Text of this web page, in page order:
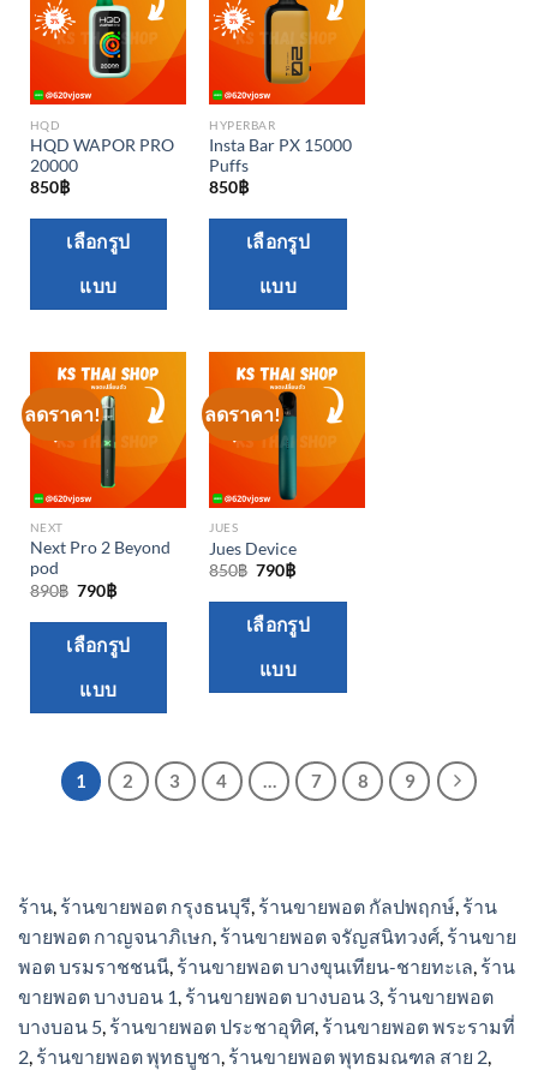
HQD
HQD WAPOR PRO
20000
850฿
เลือกรูป
แบบ
variants.
options
may
chosen
the
HYPERBAR
Insta Bar PX 15000
Puffs
850฿
เลือกรูป
แบบ
variants.
chosen
ลดราคา!
NEXT
Next Pro 2 Beyond
pod
890฿ Original
price
was:
890฿.
790฿Current
is:
790฿.
เลือกรูป
แบบ
has
The
chosen
on
the
product
page
ลดราคา!
JUES
Jues Device
850฿ Original
price
was:
850฿.
790฿Current
is:
790฿.
เลือกรูป
แบบ
The
options
on
the
product
page
1 2 3 4 … 7 8 9
ร้าน, ร้านขายพอต กรุงธนบุรี, ร้านขายพอต กัลปพฤกษ์, ร้าน
ขายพอต กาญจนาภิเษก, ร้านขายพอต จรัญสนิทวงศ์, ร้านขาย
พอต บรมราชชนนี, ร้านขายพอต บางขุนเทียน-ชายทะเล, ร้าน
ขายพอต บางบอน 1, ร้านขายพอต บางบอน 3, ร้านขายพอต
บางบอน 5, ร้านขายพอต ประชาอุทิศ, ร้านขายพอต พระรามที่
2, ร้านขายพอต พุทธบูชา, ร้านขายพอต พุทธมณฑล สาย 2,